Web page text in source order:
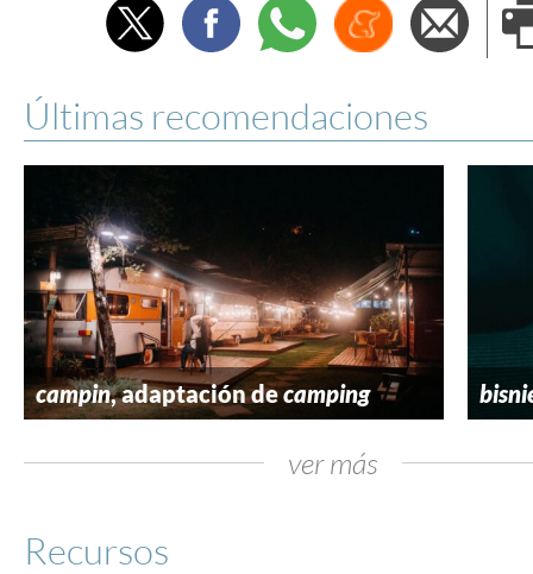
TwitterFacebookWhatsappMenéame
Últimas recomendaciones
campin, adaptación decamping
ver más
Recursos